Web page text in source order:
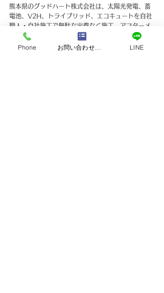
熊本県のグッドハート株式会社は、太陽光発電、蓄
電池、V2H、トライブリッド、エコキュートを自社
職人・自社施工で無駄な出費なく施工。アフターメ
ンテナンスもお任せください。
Phone お問い合わせフォーム LINE